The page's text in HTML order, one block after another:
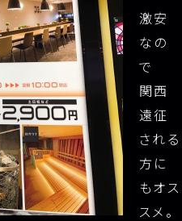
激安
なの
で
関西
遠征
される
方に
もオス
スメ。